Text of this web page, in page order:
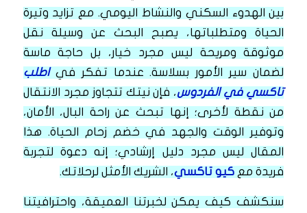
بين الهدوء السكني والنشاط اليومي. مع تزايد وتيرة
الحياة ومتطلباتها، يصبح البحث عن وسيلة نقل
موثوقة ومريحة ليس مجرد خيار، بل حاجة ماسة
لضمان سير الأمور بسلاسة. عندما تفكر فياطلب
تاكسي في الفردوس، فإن نيتك تتجاوز مجرد الانتقال
من نقطة لأخرى؛ إنها تبحث عن راحة البال، الأمان،
وتوفير الوقت والجهد في خضم زحام الحياة. هذا
المقال ليس مجرد دليل إرشادي؛ إنه دعوة لتجربة
فريدة مع كيو تاكسي، الشريك الأمثل لرحلاتك.
سنكشف كيف يمكن لخبرتنا العميقة، واحترافيتنا